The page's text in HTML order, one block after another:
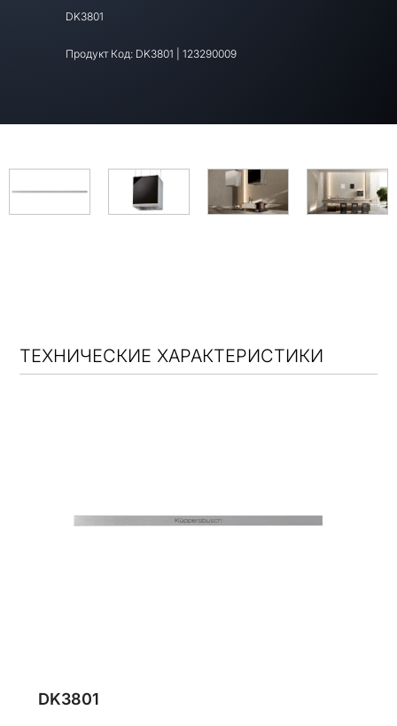
DK3801
Продукт Код: DK3801 123290009
ТЕХНИЧЕСКИЕ ХАРАКТЕРИСТИКИ
DK3801